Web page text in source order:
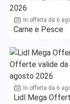
In offerta da 6
Carne e Pesce
In offerta da 6
Lidl Mega